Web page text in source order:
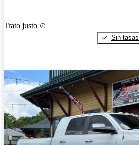
Trato justo
Sin